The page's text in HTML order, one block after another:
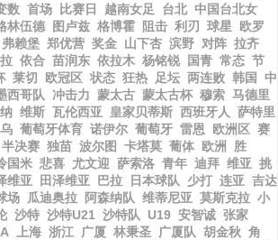
数 首场 比赛日 越南女足 台北 中国台北女
林伍德 图卢兹 格博霍 阻击 利刃 球星
欧罗
弗赖堡 郑优营 奖金 山下杏 滨野 对阵 拉齐
依合 苗润东 依拉木 杨铭锐 国青 常态 节
莱切 欧冠区 状态 狂热 足坛 两连败 韩国
中
西哥队 冲击力 蒙太古 蒙太古杯 穆索 马德里
维斯 瓦伦西亚 皇家贝蒂斯 西班牙人
萨特里
葡萄牙体育 诺伊尔 葡萄牙 雷恩 欧洲区 赛
半决赛 独苗 波尔图 卡塔莫 葡体 欧洲
胜
国米 悲喜 尤文迎 萨索洛 青年 迪拜 维亚 挑
维亚 田泽维亚 巴拉 日本球队 少打 连亚 吉达
场 瓜迪奥拉 阿森纳队 维蒂尼亚 莫斯克拉 小
沙特 沙特U21 沙特队 U19 安智诚 张家
上海 浙江 广厦 林秉圣 广厦队 胡金秋 角